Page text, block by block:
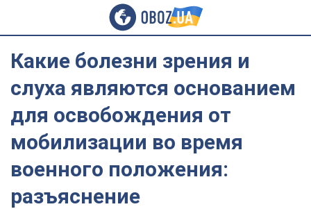
Какие болезни зрения и
слуха являются основанием
для освобождения от
мобилизации во время
военного положения:
разъяснение